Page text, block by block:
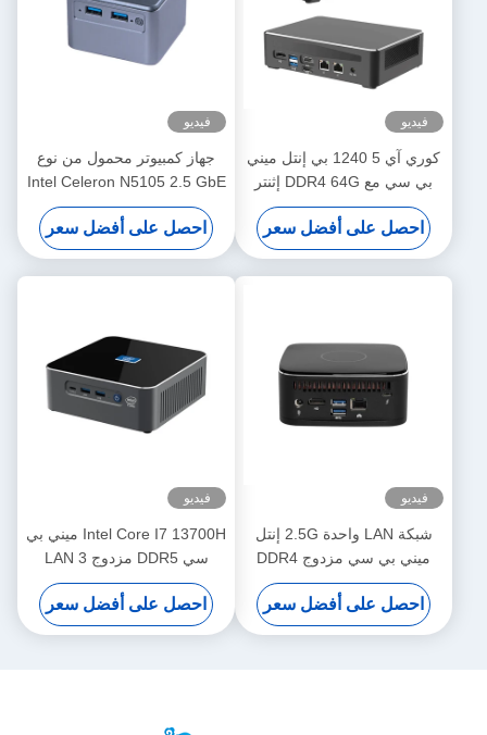
فيديو
كوري آي 5 1240 بي إنتل ميني
بي سي مع DDR4 64G إثنتر
مزدوج إثنتر مزدوج HDMI
للمكتب المنزلي
احصل على أفضل سعر
فيديو
جهاز كمبيوتر محمول من نوع
Intel Celeron N5105 2.5 GbE
مع شاشة 4K مزدوجة HD
احصل على أفضل سعر
فيديو
شبكة LAN واحدة 2.5G إنتل
ميني بي سي مزدوج DDR4
64G لينكس القرص الصلب واي
فاي ومروحة التبريد
احصل على أفضل سعر
فيديو
Intel Core I7 13700H ميني بي
سي DDR5 مزدوج LAN 3
شاشة 4K شاشة ميني بي سي
مع مروحة
احصل على أفضل سعر